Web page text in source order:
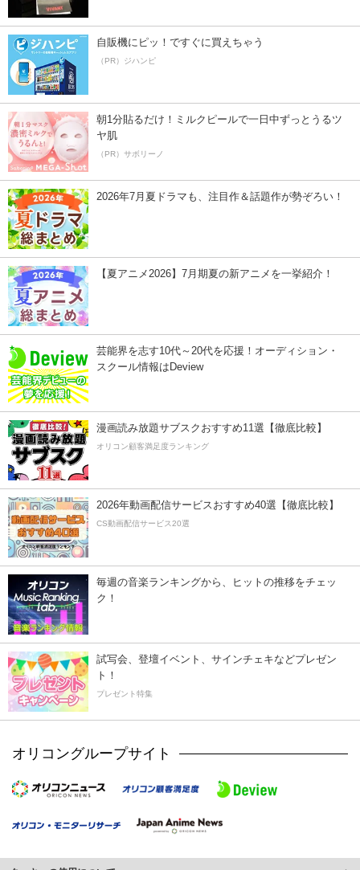
自販機にピッ！ですぐに買えちゃう
（PR）ジハンピ
朝1分貼るだけ！ミルクピールで一日中ずっとうるツ
ヤ肌
（PR）サボリーノ
2026年7月夏ドラマも、注目作＆話題作が勢ぞろい！
【夏アニメ2026】7月期夏の新アニメを一挙紹介！
芸能界を志す10代～20代を応援！オーディション・
スクール情報はDeview
漫画読み放題サブスクおすすめ11選【徹底比較】
オリコン顧客満足度ランキング
2026年動画配信サービスおすすめ40選【徹底比較】
CS動画配信サービス20選
毎週の音楽ランキングから、ヒットの推移をチェッ
ク！
試写会、登壇イベント、サインチェキなどプレゼン
ト！
プレゼント特集
オリコングループサイト